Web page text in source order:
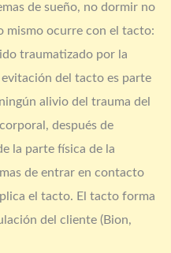
de sueño, no dormir no
mismo ocurre con el tacto:
traumatizado por la
del tacto es parte
alivio del trauma del
después de
la parte física de la
de entrar en contacto
el tacto. El tacto forma
del cliente (Bion,